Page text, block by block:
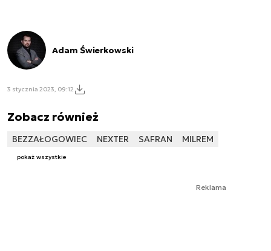
Adam Świerkowski
3 stycznia 2023, 09:12
Zobacz również
BEZZAŁOGOWIEC NEXTER SAFRAN MILREM
pokaż wszystkie
Reklama